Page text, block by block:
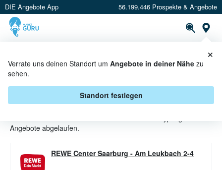
DIE Angebote App 56.199.446 Prospekte & Angebote
Verrate uns deinen Standort um Angebote in deiner Nähe zu
sehen.
Standort festlegen
×
BABYPFLEGE ANGEBOTE &
AKTIONEN BEI REWE CENTER
Angebote abgelaufen.
REWE Center Saarburg - Am Leukbach 2-4